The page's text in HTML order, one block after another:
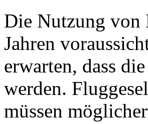
Die Nutzung von
Jahren
erwarten, dass
werden.
müssen